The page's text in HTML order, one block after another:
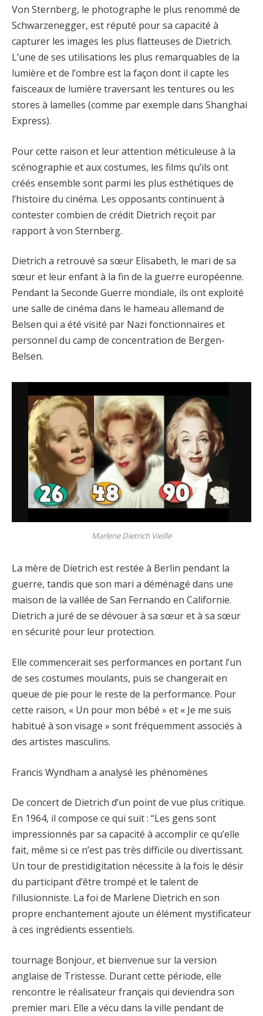
Von Sternberg, le photographe le plus renommé de
Schwarzenegger, est réputé pour sa capacité à
capturer les images les plus flatteuses de Dietrich.
L’une de ses utilisations les plus remarquables de la
lumière et de l’ombre est la façon dont il capte les
faisceaux de lumière traversant les tentures ou les
stores à lamelles (comme par exemple dans Shanghai
Express).
Pour cette raison et leur attention méticuleuse à la
scénographie et aux costumes, les films qu’ils ont
créés ensemble sont parmi les plus esthétiques de
l’histoire du cinéma. Les opposants continuent à
contester combien de crédit Dietrich reçoit par
rapport à von Sternberg.
Dietrich a retrouvé sa sœur Elisabeth, le mari de sa
sœur et leur enfant à la fin de la guerre européenne.
Pendant la Seconde Guerre mondiale, ils ont exploité
une salle de cinéma dans le hameau allemand de
Belsen qui a été visité par Nazi fonctionnaires et
personnel du camp de concentration de Bergen-
Belsen.
Marlene Dietrich Vieille
La mère de Dietrich est restée à Berlin pendant la
guerre, tandis que son mari a déménagé dans une
maison de la vallée de San Fernando en Californie.
Dietrich a juré de se dévouer à sa sœur et à sa sœur
en sécurité pour leur protection.
Elle commencerait ses performances en portant l’un
de ses costumes moulants, puis se changerait en
queue de pie pour le reste de la performance. Pour
cette raison, « Un pour mon bébé » et « Je me suis
habitué à son visage » sont fréquemment associés à
des artistes masculins.
Francis Wyndham a analysé les phénomènes
De concert de Dietrich d’un point de vue plus critique.
En 1964, il compose ce qui suit : “Les gens sont
impressionnés par sa capacité à accomplir ce qu’elle
fait, même si ce n’est pas très difficile ou divertissant.
Un tour de prestidigitation nécessite à la fois le désir
du participant d’être trompé et le talent de
l’illusionniste. La foi de Marlene Dietrich en son
propre enchantement ajoute un élément mystificateur
à ces ingrédients essentiels.
tournage Bonjour, et bienvenue sur la version
anglaise de Tristesse. Durant cette période, elle
rencontre le réalisateur français qui deviendra son
premier mari. Elle a vécu dans la ville pendant de